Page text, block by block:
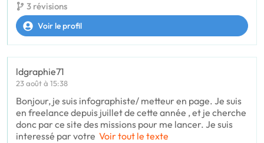
3 révisions
Voir le profil
ldgraphie71
23 août à 15:38
Bonjour, je suis infographiste/ metteur en page. Je suis
en freelance depuis juillet de cette année , et je cherche
donc par ce site des missions pour me lancer. Je suis
interessé par votre Voir tout le texte